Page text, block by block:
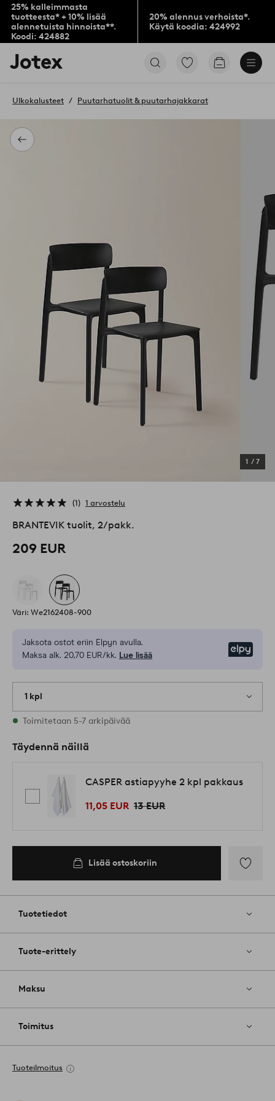
25% kalleimmasta
tuotteesta* + 10% lisää
alennetuista hinnoista**.
Koodi: 424882
20% alennus verhoista*.
Käytä koodia: 424992
Jotex-
logo
aloitussivulle
Siirry
Siirry
Takaisin
Ulkokalusteet Puutarhatuolit & puutarhajakkarat
1 / 7
1 1 arvostelu
BRANTEVIK tuolit, 2/pakk.
209 EUR
Väri: We2162408-900
Jaksota ostot eriin Elpyn avulla.
Maksa alk. 20,70 EUR/kk. Lue lisää
1 kpl
Varastossa
Toimitetaan 5-7 arkipäivää
Täydennä näillä
CASPER astiapyyhe 2 kpl pakkaus
11,05 EUR 13 EUR
Lisää ostoskoriin
Tuotetiedot
Tuote-erittely
Maksu
Toimitus
Tuoteilmoitus